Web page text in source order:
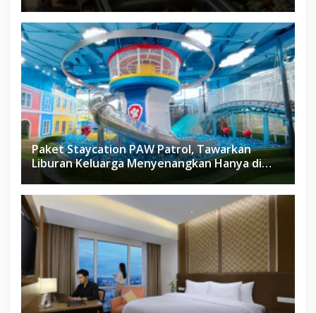
Paket Staycation PAW Patrol, Tawarkan
Liburan Keluarga Menyenangkan Hanya di
Herloom Hotel BSD